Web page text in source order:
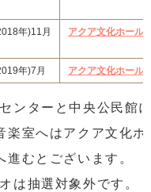
年)11月 アクア文化ホール
年)7月 アクア文化ホール
ンターと中央公民
楽室へはアクア文化
むとございます。
は抽選対象外です。